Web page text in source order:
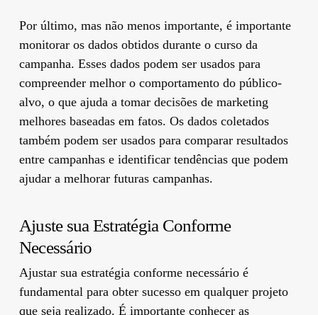
Por último, mas não menos importante, é importante
monitorar os dados obtidos durante o curso da
campanha. Esses dados podem ser usados ​​para
compreender melhor o comportamento do público-
alvo, o que ajuda a tomar decisões de marketing
melhores baseadas em fatos. Os dados coletados
também podem ser usados ​​para comparar resultados
entre campanhas e identificar tendências que podem
ajudar a melhorar futuras campanhas.
Ajuste sua Estratégia Conforme
Necessário
Ajustar sua estratégia conforme necessário é
fundamental para obter sucesso em qualquer projeto
que seja realizado. É importante conhecer as